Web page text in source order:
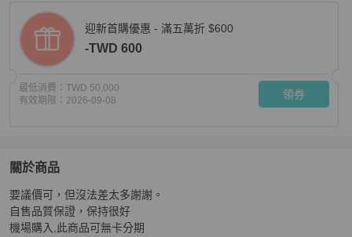
迎新首購優惠 - 滿五萬折 $600
-TWD 600
最低消費： TWD 50,000
有效期限： 2026-09-08 領券
關於商品
關於全場最便宜，全新Cartier法國坦克2024年保卡 八年保固
要議價可，但沒法差太多謝謝。
自售品質保證，保持很好
機場購入,此商品可無卡分期